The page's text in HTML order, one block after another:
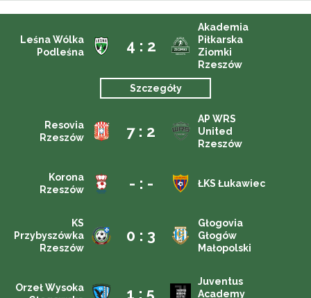
Leśna Wólka
Podleśna
4 : 2
Akademia
Piłkarska
Ziomki
Rzeszów
Szczegóły
Resovia
Rzeszów
7 : 2
AP WRS
United
Rzeszów
Korona
Rzeszów
- : - ŁKS Łukawiec
KS
Przybyszówka
Rzeszów
0 : 3
Głogovia
Głogów
Małopolski
Orzeł Wysoka
1 : 5
Juventus
Academy